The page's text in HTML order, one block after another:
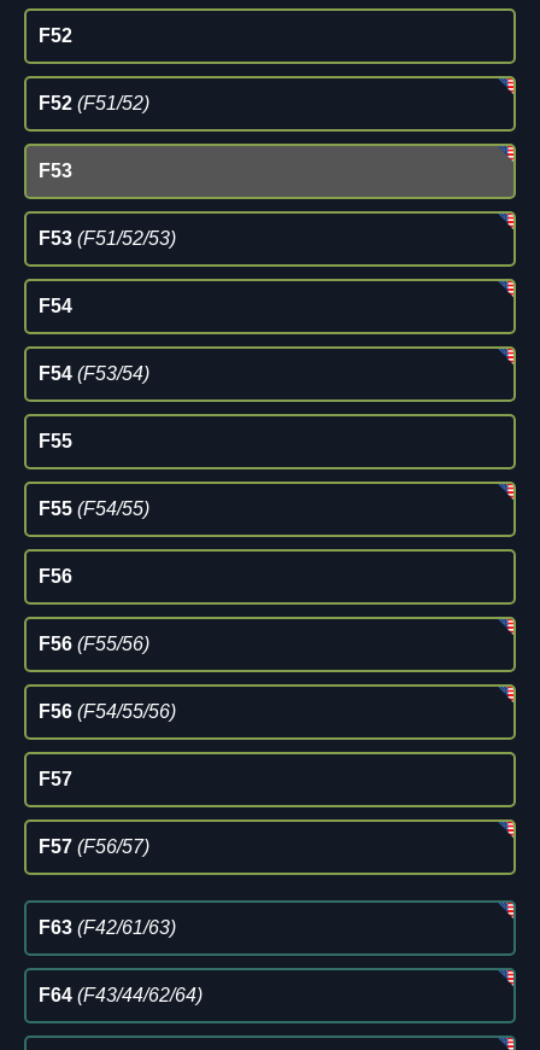
F52
F52 (F51/52)
F53
F53 (F51/52/53)
F54
F54 (F53/54)
F55
F55 (F54/55)
F56
F56 (F55/56)
F56 (F54/55/56)
F57
F57 (F56/57)
F63 (F42/61/63)
F64 (F43/44/62/64)